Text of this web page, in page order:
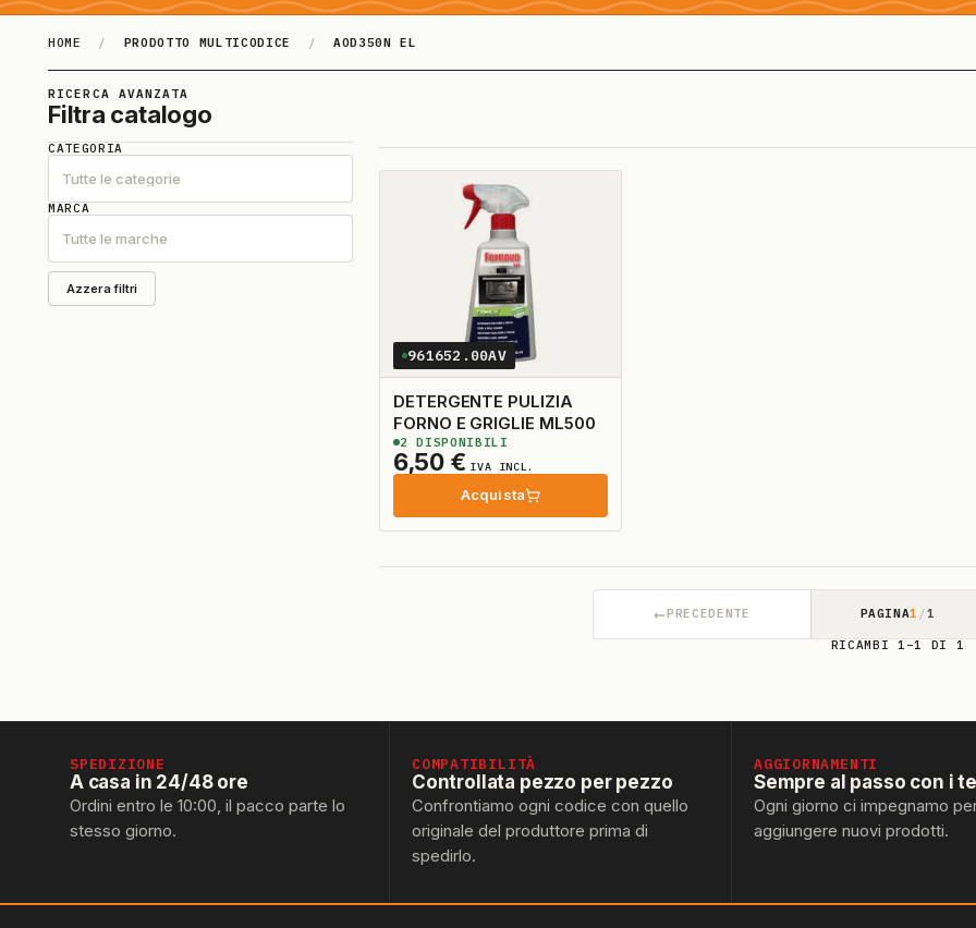
HOME / PRODOTTO MULTICODICE / AOD350N EL
AOD350N EL
RICERCA AVANZATA
Filtra catalogo
CATEGORIA
Tutte le categorie
MARCA
Tutte le marche
Azzera filtri
961652.00AV
DETERGENTE PULIZIA
FORNO E GRIGLIE ML500
6,50 € IVA INCL.
Acquista
2 DISPONIBILI
←PRECEDENTE PAGINA1 /1
RICAMBI 1–1 DI 1
SPEDIZIONE
A casa in 24/48 ore
Ordini entro le 10:00, il pacco parte lo
stesso giorno.
COMPATIBILITÀ
Controllata pezzo per pezzo
Confrontiamo ogni codice con quello
originale del produttore prima di
spedirlo.
AGGIORNAMENTI
Sempre al passo con i
Ogni giorno ci impegnamo
aggiungere nuovi prodotti.